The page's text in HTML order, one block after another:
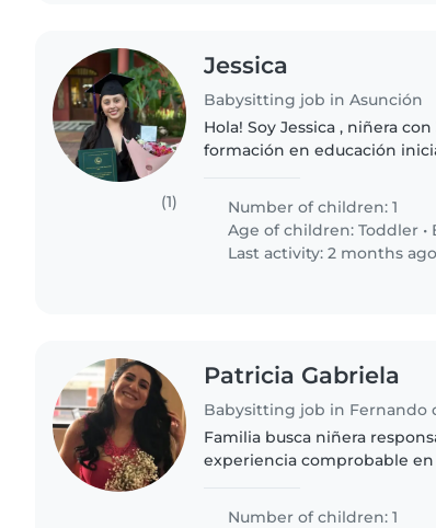
(1)
Jessica
Babysitting job in Asunción
Hola! Soy Jessica , niñera
formación en educación
paciente, enfocada..
Number of children: 1
Age of children:Toddler •
Last activity: 2 months ago
Patricia Gabriela
Babysitting job in Fernando
Familia busca niñera
experiencia comprobable
principales: • Cuidado..
Number of children: 1